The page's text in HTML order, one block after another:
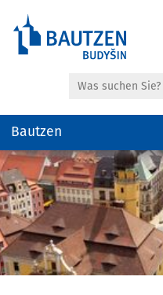
der
Seite
anspringen
Suche
Bautzen